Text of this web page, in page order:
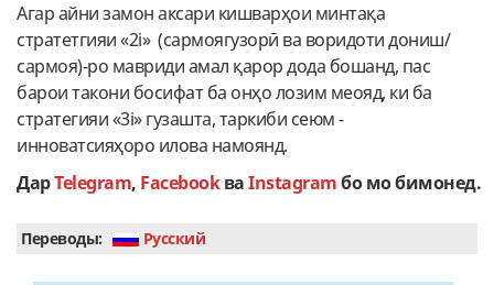
Агар айни замон аксари кишварҳои минтақа
стратетгияи «2i» (сармоягузорӣ ва воридоти дониш/
сармоя)-ро мавриди амал қарор дода бошанд, пас
барои такони босифат ба онҳо лозим меояд, ки ба
стратегияи «3i» гузашта, таркиби сеюм -
инноватсияҳоро илова намоянд.
ДарTelegram, FacebookваInstagramбо мо бимонед.
Переводы: Руcский